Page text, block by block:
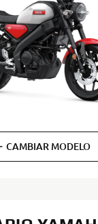
CAMBIAR MODELO